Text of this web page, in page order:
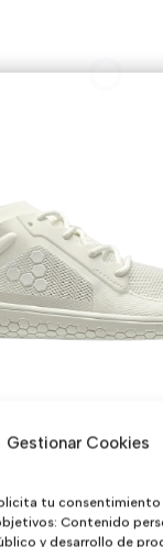
Gestionar Cookies
tu consentimiento
Contenido
y desarrollo de
Primus Lite III